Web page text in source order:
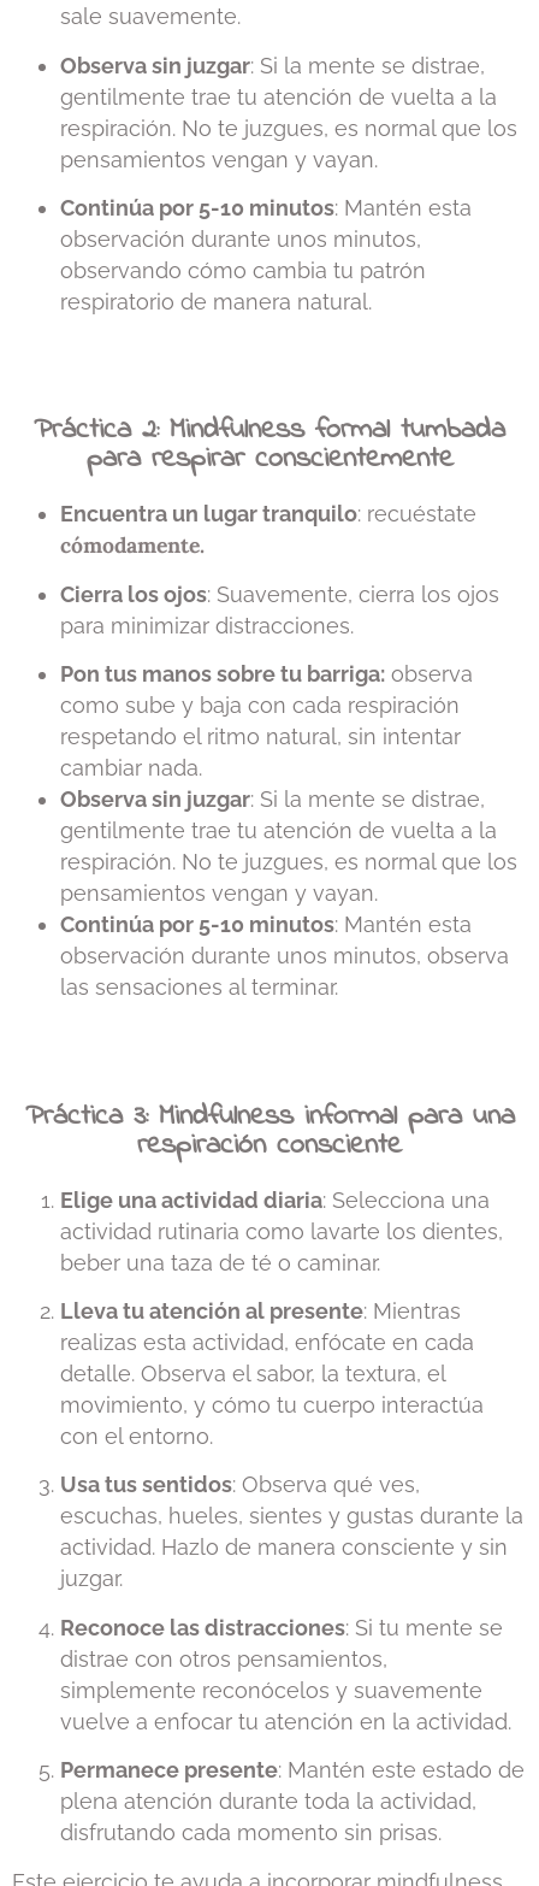
sale suavemente.
Observa sin juzgar: Si la mente se distrae,
gentilmente trae tu atención de vuelta a la
respiración. No te juzgues, es normal que los
pensamientos vengan y vayan.
Continúa por 5-10 minutos: Mantén esta
observación durante unos minutos,
observando cómo cambia tu patrón
respiratorio de manera natural.
Práctica 2: Mindfulness formal tumbada
para respirar conscientemente
Encuentra un lugar tranquilo: recuéstate
cómodamente.
Cierra los ojos: Suavemente, cierra los ojos
para minimizar distracciones.
Pon tus manos sobre tu barriga: observa
como sube y baja con cada respiración
respetando el ritmo natural, sin intentar
cambiar nada.
Observa sin juzgar: Si la mente se distrae,
gentilmente trae tu atención de vuelta a la
respiración. No te juzgues, es normal que los
pensamientos vengan y vayan.
Continúa por 5-10 minutos: Mantén esta
observación durante unos minutos, observa
las sensaciones al terminar.
Práctica 3: Mindfulness informal para una
respiración consciente
Elige una actividad diaria: Selecciona una
actividad rutinaria como lavarte los dientes,
beber una taza de té o caminar.
Lleva tu atención al presente: Mientras
realizas esta actividad, enfócate en cada
detalle. Observa el sabor, la textura, el
movimiento, y cómo tu cuerpo interactúa
con el entorno.
Usa tus sentidos: Observa qué ves,
escuchas, hueles, sientes y gustas durante la
actividad. Hazlo de manera consciente y sin
juzgar.
Reconoce las distracciones: Si tu mente se
distrae con otros pensamientos,
simplemente reconócelos y suavemente
vuelve a enfocar tu atención en la actividad.
Permanece presente: Mantén este estado de
plena atención durante toda la actividad,
disfrutando cada momento sin prisas.